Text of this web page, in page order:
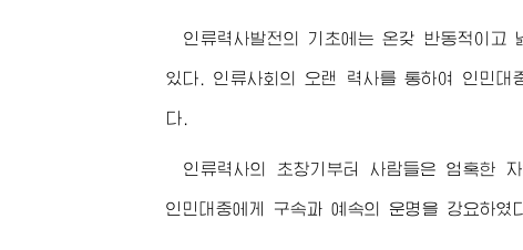
인류력사발전의 기초에는 온갖 반동적이고
있다. 인류사회의 오랜 력사를 통하여 인민대
다.
인류력사의 초창기부터 사람들은 엄혹한
인민대중에게 구속과 예속의 운명을 강요하였